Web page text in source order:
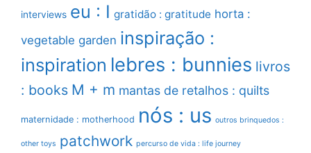
interviews eu : I gratidão : gratitude horta :
vegetable garden inspiração :
inspiration lebres : bunnies livros
: books M + m mantas de retalhos : quilts
maternidade : motherhood nós : us outros brinquedos :
other toys patchwork percurso de vida : life journey